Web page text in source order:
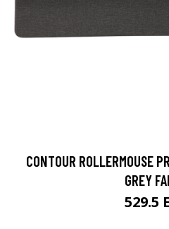
CONTOUR ROLLERMOUSE
GREY
529.5